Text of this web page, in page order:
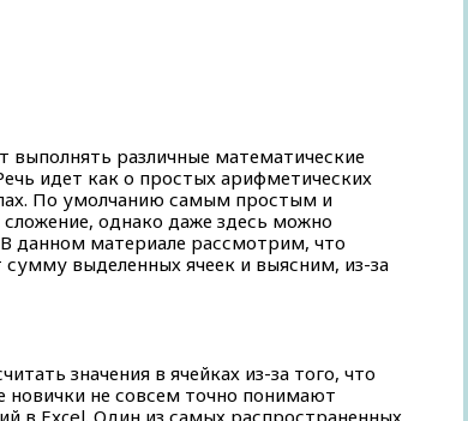
выполнять различные математические
идет как о простых арифметических
По умолчанию самым простым и
однако даже здесь можно
данном материале рассмотрим, что
сумму выделенных ячеек и выясним, из-за
значения в ячейках из-за того, что
новички не совсем точно понимают
в Excel. Один из самых распространенных